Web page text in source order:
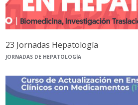
23 Jornadas Hepatología
JORNADAS DE HEPATOLOGÍA